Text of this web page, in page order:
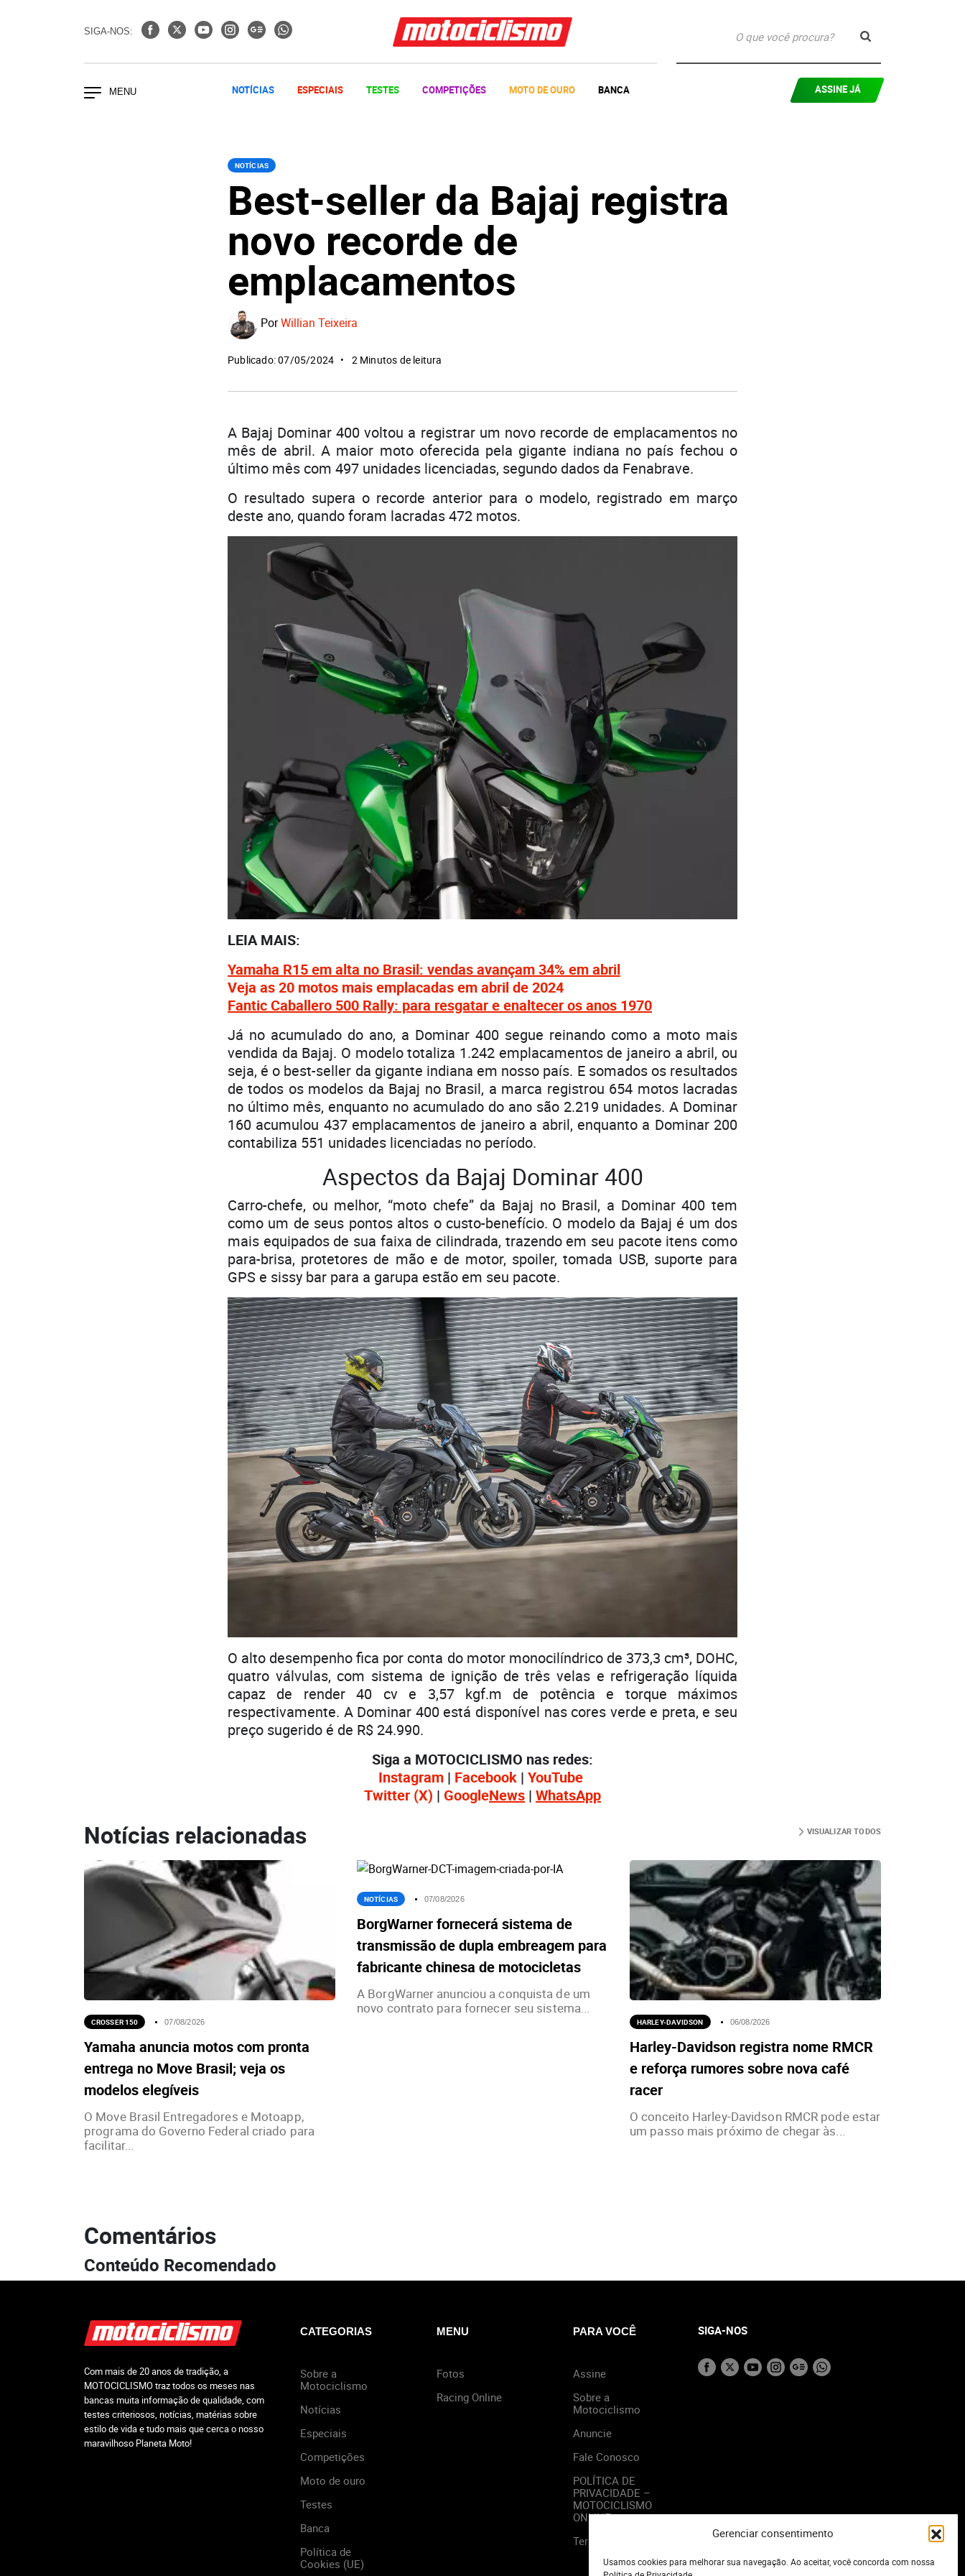
Gerenciar consentimento
Usamos cookies para melhorar sua navegação. Ao aceitar, você concorda com nossa
SIGA-NOS:
NOTÍCIAS ESPECIAIS TESTES COMPETIÇÕES MOTO DE OURO BANCA ASSINE JÁ
NOTÍCIAS
Best-seller da Bajaj registra
novo recorde de
emplacamentos
PorWillian Teixeira
Publicado: 07/05/2024 2 Minutos de leitura
A Bajaj Dominar 400 voltou a registrar um novo recorde de emplacamentos no
mês de abril. A maior moto oferecida pela gigante indiana no país fechou o
último mês com 497 unidades licenciadas, segundo dados da Fenabrave.
O resultado supera o recorde anterior para o modelo, registrado em março
deste ano, quando foram lacradas 472 motos.
LEIA MAIS:
Yamaha R15 em alta no Brasil: vendas avançam 34% em abril
Veja as 20 motos mais emplacadas em abril de 2024
Fantic Caballero 500 Rally: para resgatar e enaltecer os anos 1970
Já no acumulado do ano, a Dominar 400 segue reinando como a moto mais
vendida da Bajaj. O modelo totaliza 1.242 emplacamentos de janeiro a abril, ou
seja, é o best-seller da gigante indiana em nosso país. E somados os resultados
de todos os modelos da Bajaj no Brasil, a marca registrou 654 motos lacradas
no último mês, enquanto no acumulado do ano são 2.219 unidades. A Dominar
160 acumulou 437 emplacamentos de janeiro a abril, enquanto a Dominar 200
contabiliza 551 unidades licenciadas no período.
Aspectos da Bajaj Dominar 400
Carro-chefe, ou melhor, “moto chefe” da Bajaj no Brasil, a Dominar 400 tem
como um de seus pontos altos o custo-benefício. O modelo da Bajaj é um dos
mais equipados de sua faixa de cilindrada, trazendo em seu pacote itens como
para-brisa, protetores de mão e de motor, spoiler, tomada USB, suporte para
GPS e sissy bar para a garupa estão em seu pacote.
O alto desempenho fica por conta do motor monocilíndrico de 373,3 cm³, DOHC,
quatro válvulas, com sistema de ignição de três velas e refrigeração líquida
capaz de render 40 cv e 3,57 kgf.m de potência e torque máximos
respectivamente. A Dominar 400 está disponível nas cores verde e preta, e seu
preço sugerido é de R$ 24.990.
Siga a MOTOCICLISMO nas redes:
Instagram | Facebook | YouTube
Twitter (X) | GoogleNews | WhatsApp
Notícias relacionadas VISUALIZAR TODOS
CROSSER 150 07/08/2026
Yamaha anuncia motos com pronta
entrega no Move Brasil; veja os
modelos elegíveis
O Move Brasil Entregadores e Motoapp,
programa do Governo Federal criado para
facilitar...
NOTÍCIAS 07/08/2026
BorgWarner fornecerá sistema de
transmissão de dupla embreagem para
fabricante chinesa de motocicletas
A BorgWarner anunciou a conquista de um
novo contrato para fornecer seu sistema...
HARLEY-DAVIDSON 06/08/2026
Harley-Davidson registra nome RMCR
e reforça rumores sobre nova café
racer
O conceito Harley-Davidson RMCR pode estar
um passo mais próximo de chegar às...
Comentários
Conteúdo Recomendado
Com mais de 20 anos de tradição, a
MOTOCICLISMO traz todos os meses nas
bancas muita informação de qualidade, com
testes criteriosos, notícias, matérias sobre
estilo de vida e tudo mais que cerca o nosso
maravilhoso Planeta Moto!
CATEGORIAS
Sobre a
Motociclismo
Notícias
Especiais
Competições
Moto de ouro
Testes
Banca
Política de
Cookies (UE)
MENU
Fotos
Racing Online
PARA VOCÊ
Assine
Sobre a
Motociclismo
Anuncie
Fale Conosco
POLÍTICA DE
PRIVACIDADE –
MOTOCICLISMO
ONLINE
Termos de Uso
SIGA-NOS